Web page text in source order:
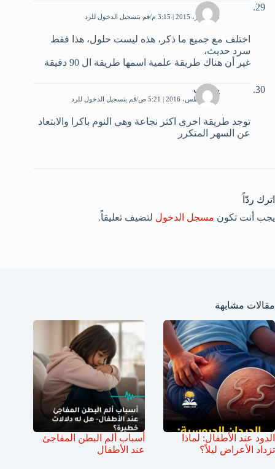
محمد
28 أكتوبر، 2015 | 3:15 م قم بتسجيل الدخول للرد
اختلف مع جميع ما ذكر، هذه ليست حلول، هذا فقط
سرد حديث،
غير أن هناك طريقة علمية اسمها طريقة ال 90 دقيقة
يعقوب
31 أغسطس، 2016 | 5:21 ص قم بتسجيل الدخول للرد
توجد طريقة اخرى اكثر نجاعة وهي النوم باكرا والابتعاد
عن السهر المتكرر
اترك ردّاً
يجب أنت تكون مسجل الدخول لتضيف تعليقاً.
مقالات مشابهة
الدود عند الأطفال: لماذا
تزداد الأعراض ليلاً؟
أسباب ألم البطن المفاجئ
عند الأطفال